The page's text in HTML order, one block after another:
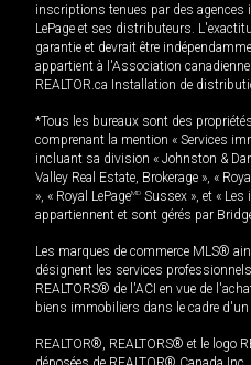
inscriptions tenues par des agences
LePage et ses distributeurs.
garantie et devrait être
appartient à l'Association
REALTOR.ca Installation de
*Tous les bureaux sont des
comprenant la mention « Services
incluant sa division « Johnston &
Valley Real Estate, Brokerage », «
», « Royal LePageMD Sussex », et «
appartiennent et sont gérés par
Les marques de commerce MLS®
désignent les services
REALTORS® de l'ACI en vue de
biens immobiliers dans le cadre d'un
REALTOR®, REALTORS® et le logo